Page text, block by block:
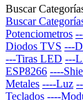
Buscar
Buscar
Potenciometros
Diodos TVS ---
---Tiras LED ---
ESP8266 ----
Metales ----Luz
Teclados ----